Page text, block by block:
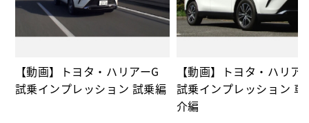
【動画】トヨタ・ハリアーG
試乗インプレッション 試乗編
【動画】トヨタ・ハリア
試乗インプレッション 車
介編